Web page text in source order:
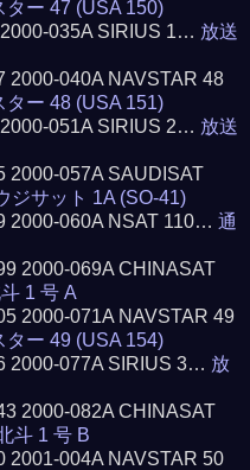
ター 47 (USA 150)
035A SIRIUS 1… 放送
2000-040A NAVSTAR 48
ター 48 (USA 151)
051A SIRIUS 2… 放送
2000-057A SAUDISAT
ジサット 1A (SO-41)
2000-060A NSAT 110…通
2000-069A CHINASAT
1 号 A
2000-071A NAVSTAR 49
ター 49 (USA 154)
2000-077A SIRIUS 3… 放
2000-082A CHINASAT
斗 1 号 B
2001-004A NAVSTAR 50